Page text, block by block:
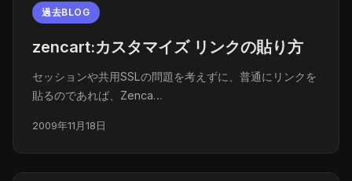
過去BLOG
zencart:カスタマイズ リンクの貼り方
セッションや共用SSLの問題を考えずに、普通にリンクを
貼るのであれば、Zenca…
2009年11月18日